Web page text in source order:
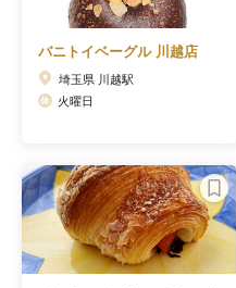
バニトイベーグル 川越店
埼玉県 川越駅
火曜日